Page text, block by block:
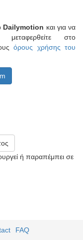
Dailymotion και για να
στο
όρους χρήσης του
ή παραπέμπει σε
FAQ